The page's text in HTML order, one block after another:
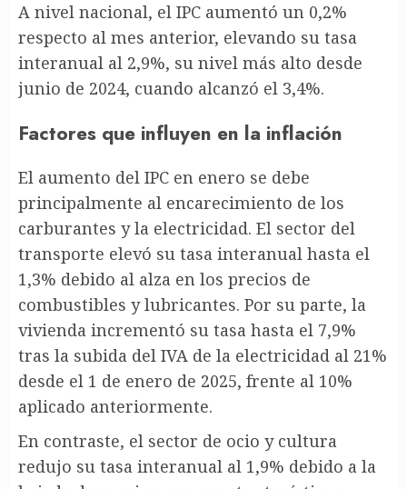
A nivel nacional, el IPC aumentó un 0,2%
respecto al mes anterior, elevando su tasa
interanual al 2,9%, su nivel más alto desde
junio de 2024, cuando alcanzó el 3,4%.
Factores que influyen en la inflación
El aumento del IPC en enero se debe
principalmente al encarecimiento de los
carburantes y la electricidad. El sector del
transporte elevó su tasa interanual hasta el
1,3% debido al alza en los precios de
combustibles y lubricantes. Por su parte, la
vivienda incrementó su tasa hasta el 7,9%
tras la subida del IVA de la electricidad al 21%
desde el 1 de enero de 2025, frente al 10%
aplicado anteriormente.
En contraste, el sector de ocio y cultura
redujo su tasa interanual al 1,9% debido a la